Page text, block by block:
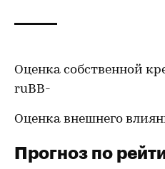
Оценка собственной
ruBB-
Оценка внешнего
Прогноз по